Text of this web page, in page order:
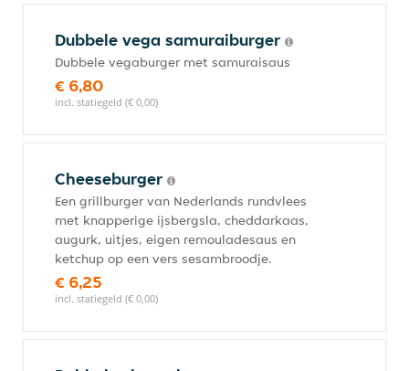
Dubbele vega samuraiburger
Dubbele vegaburger met samuraisaus
€ 6,80
incl. statiegeld (€ 0,00)
Cheeseburger
Een grillburger van Nederlands rundvlees
met knapperige ijsbergsla, cheddarkaas,
augurk, uitjes, eigen remouladesaus en
ketchup op een vers sesambroodje.
€ 6,25
incl. statiegeld (€ 0,00)